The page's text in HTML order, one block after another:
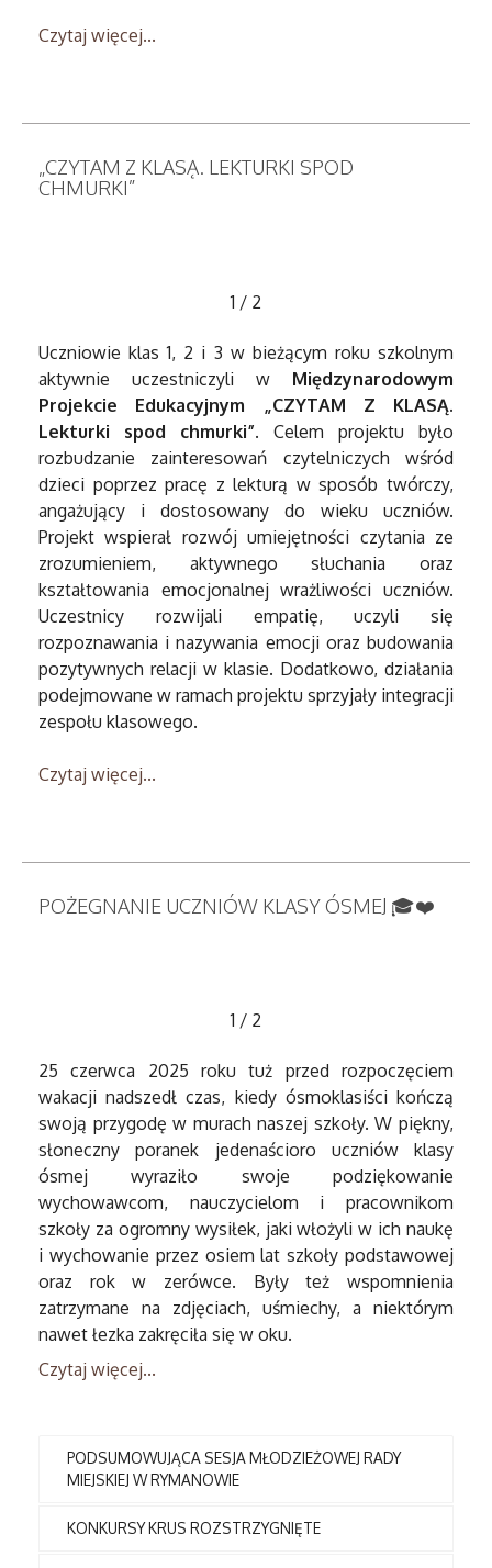
Czytaj więcej...
„CZYTAM Z KLASĄ. LEKTURKI SPOD
CHMURKI”
1 / 2
Uczniowie klas 1, 2 i 3 w bieżącym roku szkolnym
aktywnie uczestniczyli w Międzynarodowym
Projekcie Edukacyjnym „CZYTAM Z KLASĄ.
Lekturki spod chmurki”. Celem projektu było
rozbudzanie zainteresowań czytelniczych wśród
dzieci poprzez pracę z lekturą w sposób twórczy,
angażujący i dostosowany do wieku uczniów.
Projekt wspierał rozwój umiejętności czytania ze
zrozumieniem, aktywnego słuchania oraz
kształtowania emocjonalnej wrażliwości uczniów.
Uczestnicy rozwijali empatię, uczyli się
rozpoznawania i nazywania emocji oraz budowania
pozytywnych relacji w klasie. Dodatkowo, działania
podejmowane w ramach projektu sprzyjały integracji
zespołu klasowego.
Czytaj więcej...
POŻEGNANIE UCZNIÓW KLASY ÓSMEJ 🎓❤️
1 / 2
25 czerwca 2025 roku tuż przed rozpoczęciem
wakacji nadszedł czas, kiedy ósmoklasiści kończą
swoją przygodę w murach naszej szkoły. W piękny,
słoneczny poranek jedenaścioro uczniów klasy
ósmej wyraziło swoje podziękowanie
wychowawcom, nauczycielom i pracownikom
szkoły za ogromny wysiłek, jaki włożyli w ich naukę
i wychowanie przez osiem lat szkoły podstawowej
oraz rok w zerówce. Były też wspomnienia
zatrzymane na zdjęciach, uśmiechy, a niektórym
nawet łezka zakręciła się w oku.
Czytaj więcej...
PODSUMOWUJĄCA SESJA MŁODZIEŻOWEJ RADY
MIEJSKIEJ W RYMANOWIE
KONKURSY KRUS ROZSTRZYGNIĘTE